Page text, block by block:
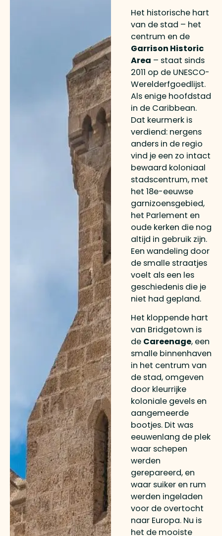
Het historische hart
van de stad – het
centrum en de
Garrison Historic
Area – staat sinds
2011 op de UNESCO-
Werelderfgoedlijst.
Als enige hoofdstad
in de Caribbean.
Dat keurmerk is
verdiend: nergens
anders in de regio
vind je een zo intact
bewaard koloniaal
stadscentrum, met
het 18e-eeuwse
garnizoensgebied,
het Parlement en
oude kerken die nog
altijd in gebruik zijn.
Een wandeling door
de smalle straatjes
voelt als een les
geschiedenis die je
niet had gepland.
Het kloppende hart
van Bridgetown is
de Careenage, een
smalle binnenhaven
in het centrum van
de stad, omgeven
door kleurrijke
koloniale gevels en
aangemeerde
bootjes. Dit was
eeuwenlang de plek
waar schepen
werden
gerepareerd, en
waar suiker en rum
werden ingeladen
voor de overtocht
naar Europa. Nu is
het de mooiste